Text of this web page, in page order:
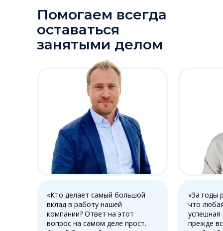
Помогаем всегда
оставаться
занятыми делом
«Кто делает самый большой
вклад в работу нашей
компании? Ответ на этот
вопрос на самом деле прост.
«За годы
что
прежде